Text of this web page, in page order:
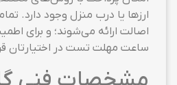
ارزها یا درب منزل وجود دارد.
ساعت مهلت تست در اختیارتان